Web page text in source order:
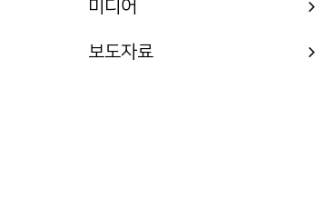
미디어
보도자료